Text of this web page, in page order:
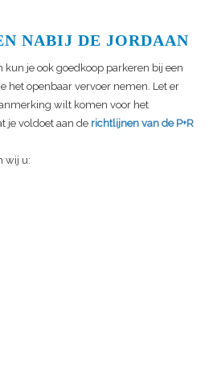
NABIJ DE JORDAAN
kun je ook goedkoop parkeren bij een
het openbaar vervoer nemen. Let er
wilt komen voor het
je voldoet aan de richtlijnen van de P+R
wij u: